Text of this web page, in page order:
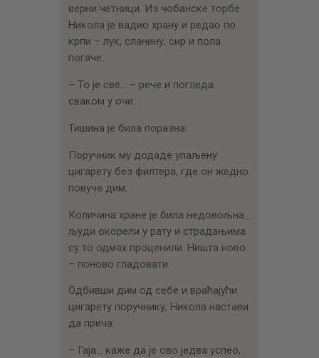
верни четници. Из чобанске торбе
Никола је вадио храну и редао по
крпи – лук, сланину, сир и пола
погаче.
– То је све… – рече и погледа
сваком у очи.
Тишина је била поразна.
Поручник му додаде упаљену
цигарету без филтера, где он жедно
повуче дим.
Количина хране је била недовољна…
људи окорели у рату и страдањима
су то одмах проценили. Ништа ново
– поново гладовати.
Одбивши дим од себе и враћајући
цигарету поручнику, Никола настави
да прича:
– Гаја… каже да је ово једва успео,